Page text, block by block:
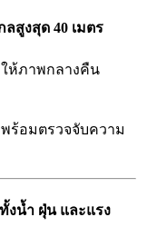
สูงสุด 40 เมตร
ให้ภาพกลางคืน
อมตรวจจับความ
งน้ำ ฝุ่น และแรง